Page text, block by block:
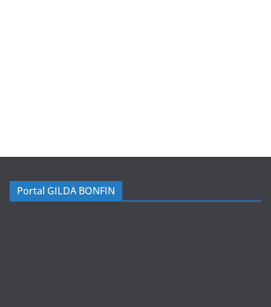
Portal GILDA BONFIN